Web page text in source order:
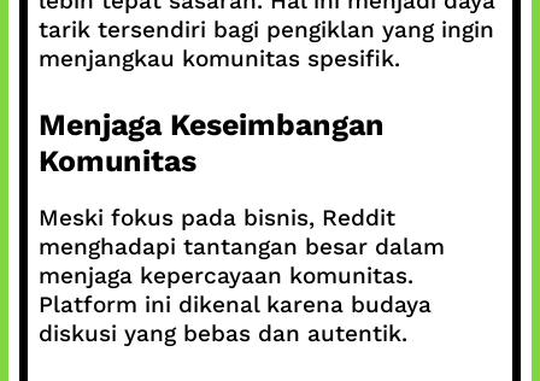
tarik tersendiri bagi pengiklan yang ingin
menjangkau komunitas spesifik.
Menjaga Keseimbangan
Komunitas
Meski fokus pada bisnis, Reddit
menghadapi tantangan besar dalam
menjaga kepercayaan komunitas.
Platform ini dikenal karena budaya
diskusi yang bebas dan autentik.